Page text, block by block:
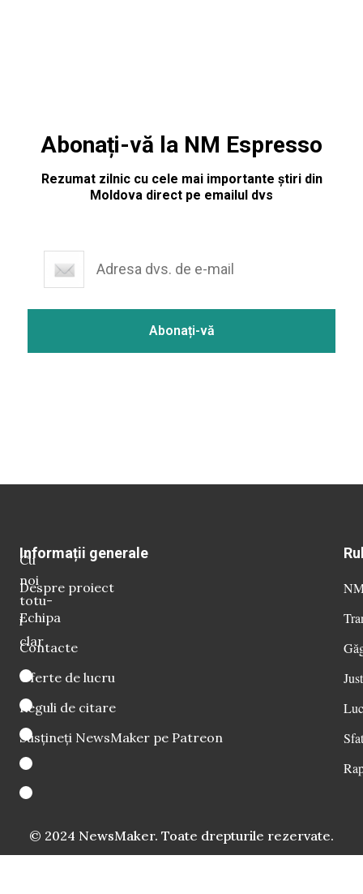
Abonați-vă la NM Espresso
Rezumat zilnic cu cele mai importante știri din
Moldova direct pe emailul dvs
Cu
noi
totu-
i
clar
Informații generale
Despre proiect
Echipa
Contacte
Oferte de lucru
Reguli de citare
Susțineți NewsMaker pe Patreon
© 2024 NewsMaker. Toate drepturile rezervate.